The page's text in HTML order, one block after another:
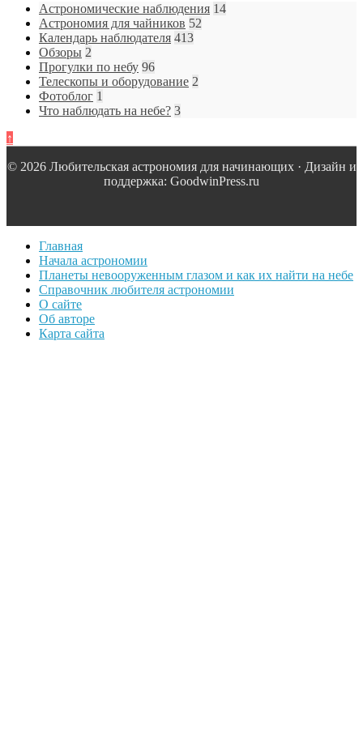
Астрономические наблюдения 14
Астрономия для чайников 52
Календарь наблюдателя 413
Обзоры 2
Прогулки по небу 96
Телескопы и оборудование 2
Фотоблог 1
Что наблюдать на небе? 3
↑
© 2026 Любительская астрономия для начинающих · Дизайн и
поддержка: GoodwinPress.ru
Главная
Начала астрономии
Планеты невооруженным глазом и как их найти на небе
Справочник любителя астрономии
О сайте
Об авторе
Карта сайта